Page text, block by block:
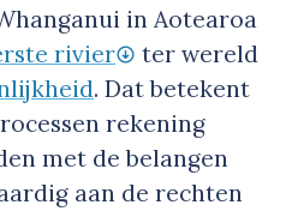
in Aotearoa
rivier
ter wereld
. Dat betekent
rekening
met de belangen
aan de rechten